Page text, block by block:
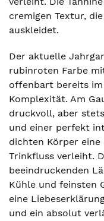
cremigen Textur,
auskleidet.
Der aktuelle
rubinroten Farbe
offenbart bereits
Komplexität. Am
druckvoll, aber
und einer perfekt
dichten Körper
Trinkfluss verleiht.
beeindruckenden
Kühle und feinsten
eine
und ein absolut